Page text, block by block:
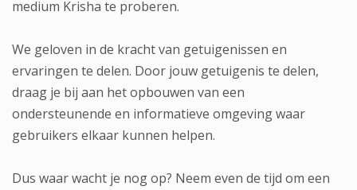
medium Krisha te proberen.
We geloven in de kracht van getuigenissen en
ervaringen te delen. Door jouw getuigenis te delen,
draag je bij aan het opbouwen van een
ondersteunende en informatieve omgeving waar
gebruikers elkaar kunnen helpen.
Dus waar wacht je nog op? Neem even de tijd om een